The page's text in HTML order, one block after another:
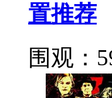
置推荐
围观：